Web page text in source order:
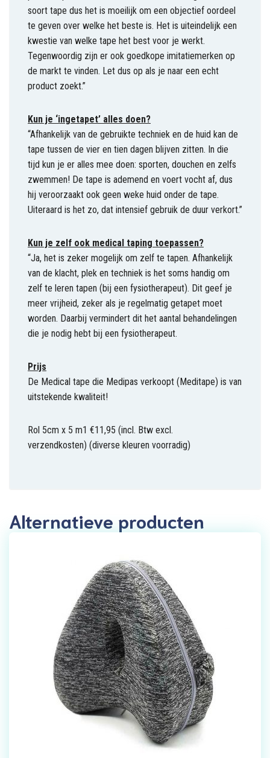
soort tape dus het is moeilijk om een objectief oordeel
te geven over welke het beste is. Het is uiteindelijk een
kwestie van welke tape het best voor je werkt.
Tegenwoordig zijn er ook goedkope imitatiemerken op
de markt te vinden. Let dus op als je naar een echt
product zoekt.”
Kun je ‘ingetapet’ alles doen?
“Afhankelijk van de gebruikte techniek en de huid kan de
tape tussen de vier en tien dagen blijven zitten. In die
tijd kun je er alles mee doen: sporten, douchen en zelfs
zwemmen! De tape is ademend en voert vocht af, dus
hij veroorzaakt ook geen weke huid onder de tape.
Uiteraard is het zo, dat intensief gebruik de duur verkort.”
Kun je zelf ook medical taping toepassen?
“Ja, het is zeker mogelijk om zelf te tapen. Afhankelijk
van de klacht, plek en techniek is het soms handig om
zelf te leren tapen (bij een fysiotherapeut). Dit geef je
meer vrijheid, zeker als je regelmatig getapet moet
worden. Daarbij vermindert dit het aantal behandelingen
die je nodig hebt bij een fysiotherapeut.
Prijs
De Medical tape die Medipas verkoopt (Meditape) is van
uitstekende kwaliteit!
Rol 5cm x 5 m1 €11,95 (incl. Btw excl.
verzendkosten) (diverse kleuren voorradig)
Alternatieve producten